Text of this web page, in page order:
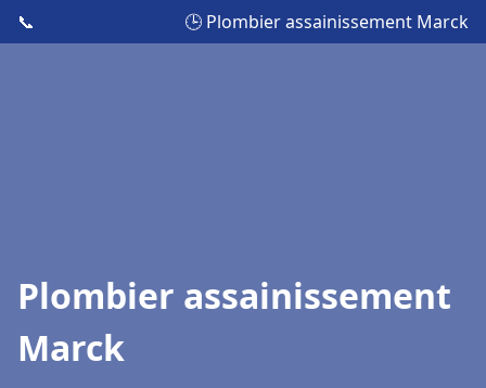
📞 🕒 Plombier assainissement Marck
Plombier assainissement
Marck